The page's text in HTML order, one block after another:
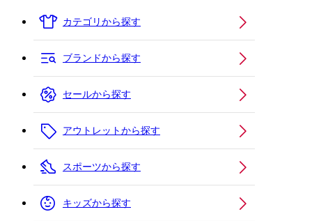
カテゴリから探す
ブランドから探す
セールから探す
アウトレットから探す
スポーツから探す
キッズから探す